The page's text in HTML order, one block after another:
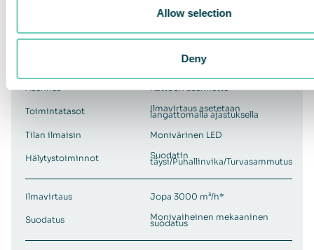
Allow selection
Deny
Asennus
Kattoon asennettu
Toimintatasot Ilmavirtaus asetetaan
langattomalla ajastuksella
Tilan ilmaisin
Monivärinen LED
Hälytystoiminnot Suodatin
täysi/Puhallinvika/Turvasammutus
Ilmavirtaus Jopa 3000 m³/h*
Suodatus Monivaiheinen mekaaninen
suodatus